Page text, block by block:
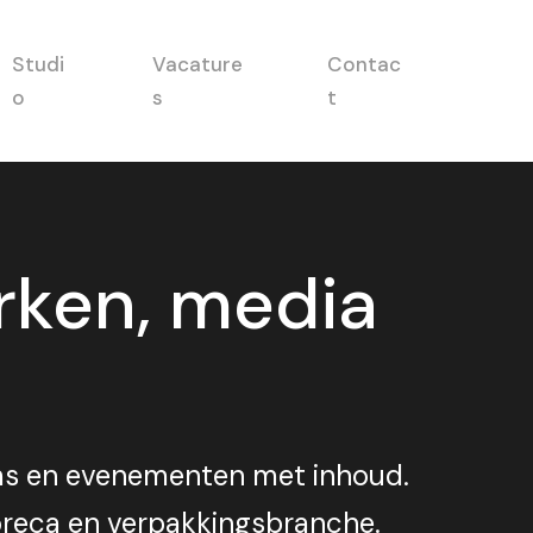
Studi
o
Vacature
s
Contac
t
media
en evenementen met inhoud.
en verpakkingsbranche.